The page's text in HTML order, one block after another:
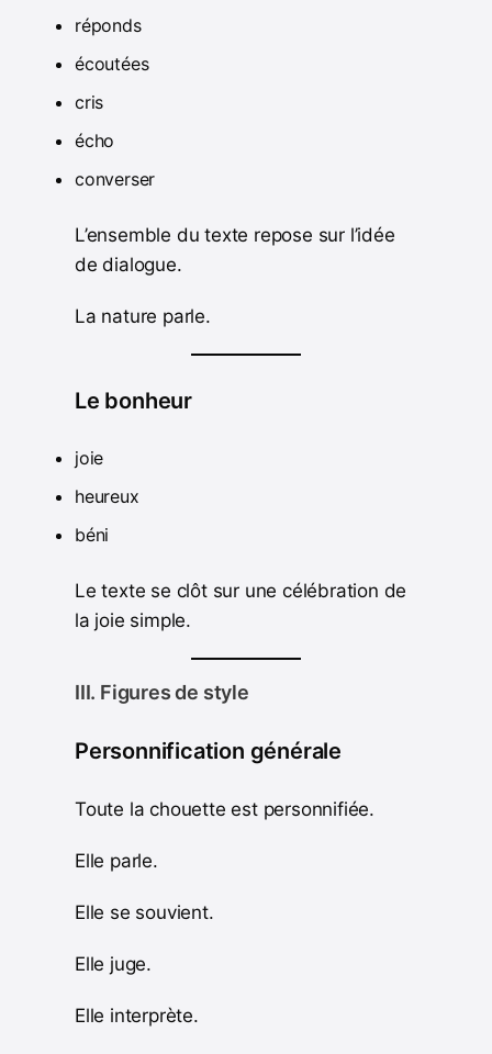
réponds
écoutées
cris
écho
converser
L’ensemble du texte repose sur l’idée
de dialogue.
La nature parle.
Le bonheur
joie
heureux
béni
Le texte se clôt sur une célébration de
la joie simple.
III. Figures de style
Personnification générale
Toute la chouette est personnifiée.
Elle parle.
Elle se souvient.
Elle juge.
Elle interprète.